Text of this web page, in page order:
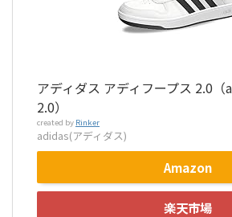
アディダス アディフープス 2.0（
2.0）
created by Rinker
adidas(アディダス)
Amazon
楽天市場